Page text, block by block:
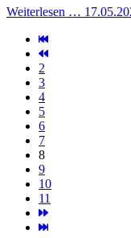
Weiterlesen …
2
3
4
5
6
7
8
9
10
11